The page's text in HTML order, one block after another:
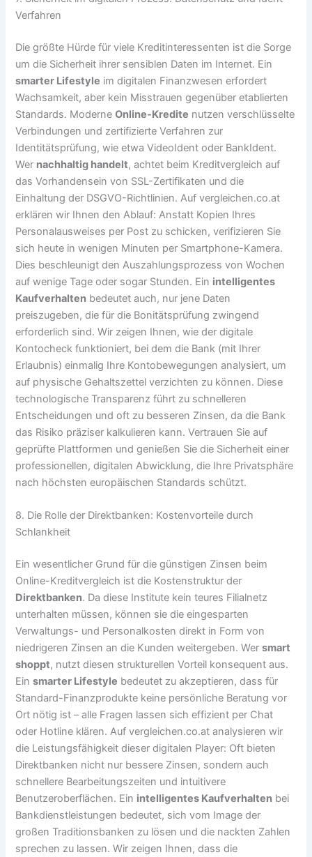
Verfahren
Die größte Hürde für viele Kreditinteressenten ist die Sorge
um die Sicherheit ihrer sensiblen Daten im Internet. Ein
smarter Lifestyle im digitalen Finanzwesen erfordert
Wachsamkeit, aber kein Misstrauen gegenüber etablierten
Standards. ModerneOnline-Kredite nutzen verschlüsselte
Verbindungen und zertifizierte Verfahren zur
Identitätsprüfung, wie etwa VideoIdent oder BankIdent.
Wer nachhaltig handelt, achtet beim Kreditvergleich auf
das Vorhandensein von SSL-Zertifikaten und die
Einhaltung der DSGVO-Richtlinien. Auf vergleichen.co.at
erklären wir Ihnen den Ablauf: Anstatt Kopien Ihres
Personalausweises per Post zu schicken, verifizieren Sie
sich heute in wenigen Minuten per Smartphone-Kamera.
Dies beschleunigt den Auszahlungsprozess von Wochen
auf wenige Tage oder sogar Stunden. Ein intelligentes
Kaufverhalten bedeutet auch, nur jene Daten
preiszugeben, die für die Bonitätsprüfung zwingend
erforderlich sind. Wir zeigen Ihnen, wie der digitale
Kontocheck funktioniert, bei dem die Bank (mit Ihrer
Erlaubnis) einmalig Ihre Kontobewegungen analysiert, um
auf physische Gehaltszettel verzichten zu können. Diese
technologische Transparenz führt zu schnelleren
Entscheidungen und oft zu besseren Zinsen, da die Bank
das Risiko präziser kalkulieren kann. Vertrauen Sie auf
geprüfte Plattformen und genießen Sie die Sicherheit einer
professionellen, digitalen Abwicklung, die Ihre Privatsphäre
nach höchsten europäischen Standards schützt.
8. Die Rolle der Direktbanken: Kostenvorteile durch
Schlankheit
Ein wesentlicher Grund für die günstigen Zinsen beim
Online-Kreditvergleich ist die Kostenstruktur der
Direktbanken. Da diese Institute kein teures Filialnetz
unterhalten müssen, können sie die eingesparten
Verwaltungs- und Personalkosten direkt in Form von
niedrigeren Zinsen an die Kunden weitergeben. Wersmart
shoppt, nutzt diesen strukturellen Vorteil konsequent aus.
Einsmarter Lifestyle bedeutet zu akzeptieren, dass für
Standard-Finanzprodukte keine persönliche Beratung vor
Ort nötig ist – alle Fragen lassen sich effizient per Chat
oder Hotline klären. Auf vergleichen.co.at analysieren wir
die Leistungsfähigkeit dieser digitalen Player: Oft bieten
Direktbanken nicht nur bessere Zinsen, sondern auch
schnellere Bearbeitungszeiten und intuitivere
Benutzeroberflächen. Ein intelligentes Kaufverhalten bei
Bankdienstleistungen bedeutet, sich vom Image der
großen Traditionsbanken zu lösen und die nackten Zahlen
sprechen zu lassen. Wir zeigen Ihnen, dass die